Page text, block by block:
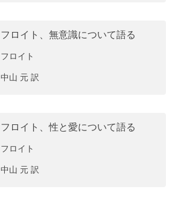
フロイト、無意識について語る
フロイト
中山 元 訳
フロイト、性と愛について語る
フロイト
中山 元 訳